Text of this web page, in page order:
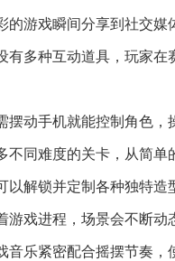
的游戏瞬间分享到社交媒
有多种互动道具，玩家
摆动手机就能控制角色
不同难度的关卡，从简
以解锁并定制各种独特
游戏进程，场景会不断
音乐紧密配合摇摆节奏